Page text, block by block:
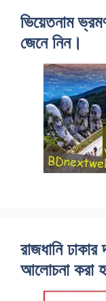
ভিয়েতনাম
জেনে নিন।
রাজধানি
আলোচনা করা